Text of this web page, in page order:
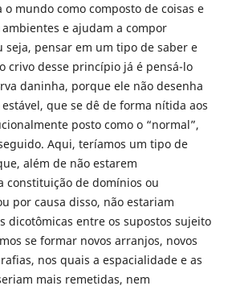
mundo como composto de coisas e
e ajudam a compor
seja, pensar em um tipo de saber e
crivo desse princípio já é pensá-lo
daninha, porque ele não desenha
que se dê de forma nítida aos
posto como o “normal”,
Aqui, teríamos um tipo de
além de não estarem
constituição de domínios ou
por causa disso, não estariam
dicotômicas entre os supostos sujeito
se formar novos arranjos, novos
nos quais a espacialidade e as
mais remetidas, nem